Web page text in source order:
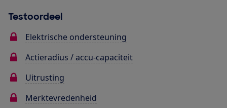
Testoordeel
Elektrische ondersteuning
Actieradius / accu-capaciteit
Uitrusting
Merktevredenheid